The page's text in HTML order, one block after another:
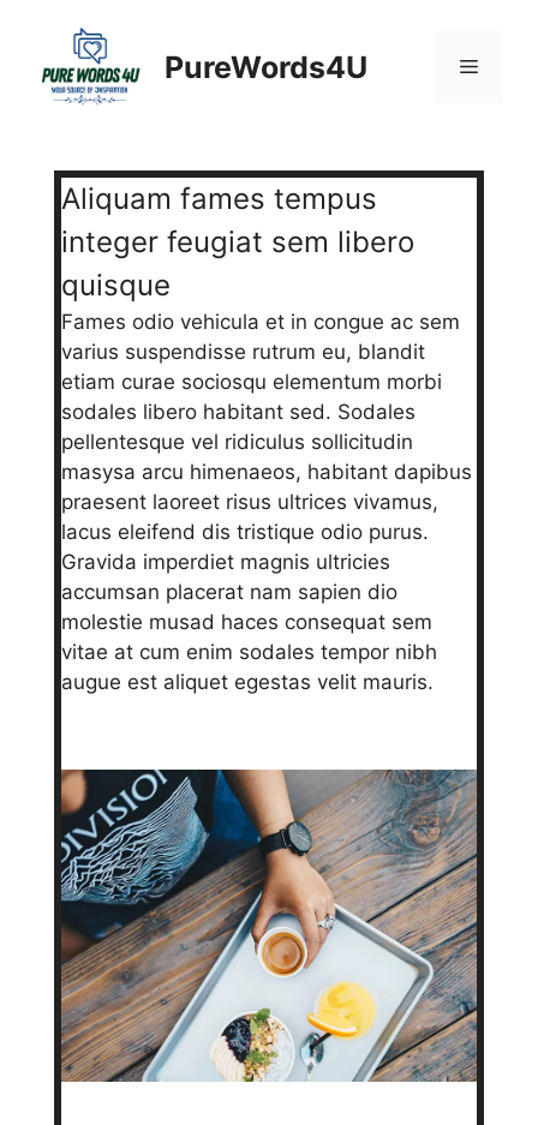
content
PureWords4U Menu
Aliquam fames tempus
integer feugiat sem libero
quisque
Fames odio vehicula et in congue ac sem
varius suspendisse rutrum eu, blandit
etiam curae sociosqu elementum morbi
sodales libero habitant sed. Sodales
pellentesque vel ridiculus sollicitudin
masysa arcu himenaeos, habitant dapibus
praesent laoreet risus ultrices vivamus,
lacus eleifend dis tristique odio purus.
Gravida imperdiet magnis ultricies
accumsan placerat nam sapien dio
molestie musad haces consequat sem
vitae at cum enim sodales tempor nibh
augue est aliquet egestas velit mauris.